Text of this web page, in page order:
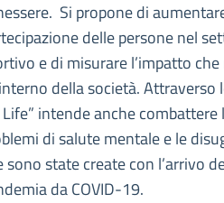
Si propone di
delle persone nel
e di misurare l’impatto
della società. Attraverso
intende anche combattere
di salute mentale e le
sono state create con l’arrivo
da COVID-19.